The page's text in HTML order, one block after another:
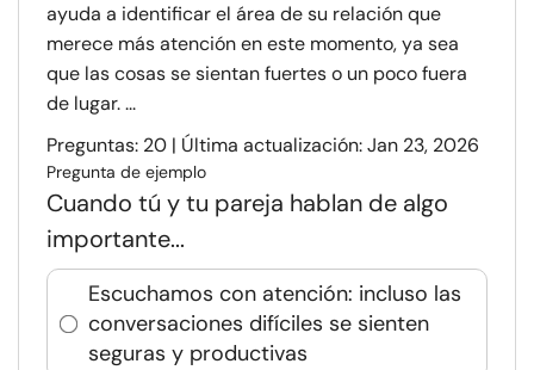
ayuda a identificar el área de su relación que
merece más atención en este momento, ya sea
que las cosas se sientan fuertes o un poco fuera
de lugar. ...
Preguntas: 20 | Última actualización: Jan 23, 2026
Pregunta de ejemplo
Cuando tú y tu pareja hablan de algo
importante...
Escuchamos con atención: incluso las
conversaciones difíciles se sienten
seguras y productivas